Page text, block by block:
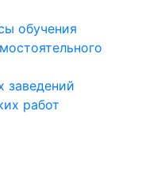
обучения
заведений
работ